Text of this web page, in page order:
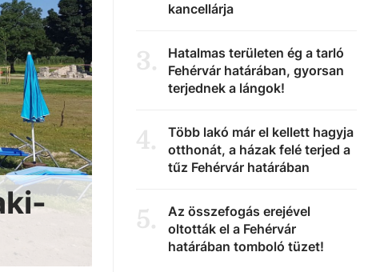
kancellárja
3.
Hatalmas területen ég a tarló
Fehérvár határában, gyorsan
terjednek a lángok!
4.
Több lakó már el kellett hagyja
otthonát, a házak felé terjed a
tűz Fehérvár határában
5.
Az összefogás erejével
oltották el a Fehérvár
határában tomboló tüzet!